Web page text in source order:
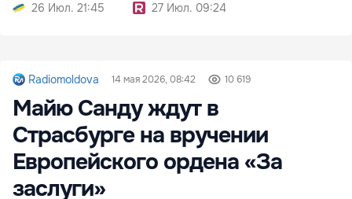
26 Июл. 21:45
27 Июл. 09:24
Radiomoldova 14 мая 2026, 08:42 10 619
Майю Санду ждут в
Страсбурге на вручении
Европейского ордена «За
заслуги»